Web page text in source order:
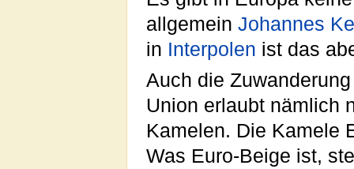
allgemein Johannes
in Interpolen ist das
Auch die
Union erlaubt nämlich
Kamelen. Die Kamele
Was Euro-Beige ist,